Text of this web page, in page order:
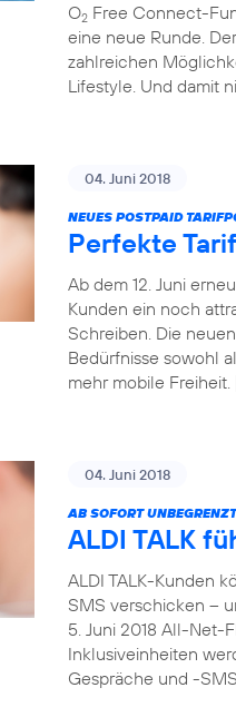
O2 Free Connect-
eine neue Runde.
zahlreichen
Lifestyle. Und damit
04. Juni 2018
NEUES POSTPAID
Perfekte
Ab dem 12. Juni
Kunden ein noch
Schreiben. Die
Bedürfnisse sowohl
mehr mobile Freiheit.
04. Juni 2018
AB SOFORT
ALDI TALK
ALDI TALK-Kunden
SMS verschicken –
5. Juni 2018 All-Net-
Inklusiveinheiten
Gespräche und -